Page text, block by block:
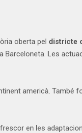
oberta pel districte
Barceloneta. Les
americà. També
en les